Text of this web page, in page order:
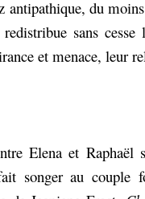
antipathique, du
sans
et menace, leur
Elena et Raphaël
songer au